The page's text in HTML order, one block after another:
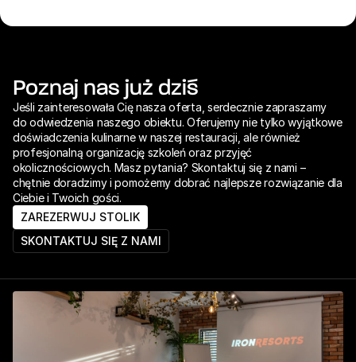
Poznaj nas już dziś
Jeśli zainteresowała Cię nasza oferta, serdecznie zapraszamy
do odwiedzenia naszego obiektu. Oferujemy nie tylko wyjątkowe
doświadczenia kulinarne w naszej restauracji, ale również
profesjonalną organizację szkoleń oraz przyjęć
okolicznościowych. Masz pytania? Skontaktuj się z nami –
chętnie doradzimy i pomożemy dobrać najlepsze rozwiązanie dla
Ciebie i Twoich gości.
ZAREZERWUJ STOLIK
SKONTAKTUJ SIĘ Z NAMI